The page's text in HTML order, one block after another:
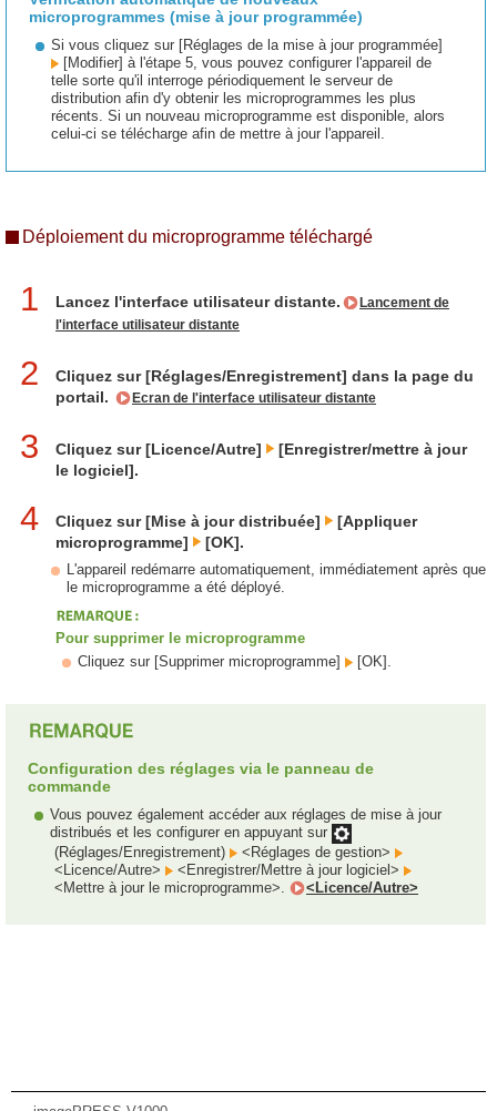
microprogrammes (mise à jour programmée)
Si vous cliquez sur [Réglages de la mise à jour programmée]
[Modifier] à l'étape 5, vous pouvez configurer l'appareil de
telle sorte qu'il interroge périodiquement le serveur de
distribution afin d'y obtenir les microprogrammes les plus
récents. Si un nouveau microprogramme est disponible, alors
celui-ci se télécharge afin de mettre à jour l'appareil.
Déploiement du microprogramme téléchargé
1 Lancez l'interface utilisateur distante.
Lancement de
l'interface utilisateur distante
2
Cliquez sur [Réglages/Enregistrement] dans la page du
portail.
Ecran de l'interface utilisateur distante
3 Cliquez sur [Licence/Autre]
[Enregistrer/mettre à jour
le logiciel].
4 Cliquez sur [Mise à jour distribuée]
[Appliquer
microprogramme]
[OK].
L'appareil redémarre automatiquement, immédiatement après que
le microprogramme a été déployé.
Pour supprimer le microprogramme
Cliquez sur [Supprimer microprogramme]
[OK].
Configuration des réglages via le panneau de
commande
Vous pouvez également accéder aux réglages de mise à jour
distribués et les configurer en appuyant sur
(Réglages/Enregistrement)
<Réglages de gestion>
<Licence/Autre>
<Enregistrer/Mettre à jour logiciel>
<Mettre à jour le microprogramme>.
<Licence/Autre>